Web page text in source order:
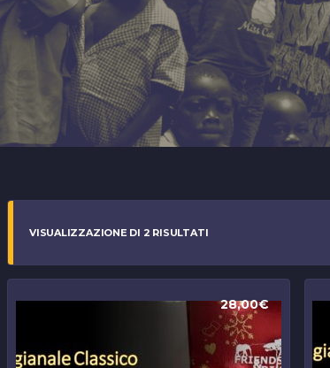
VISUALIZZAZIONE DI 2 RISULTATI
28,00€